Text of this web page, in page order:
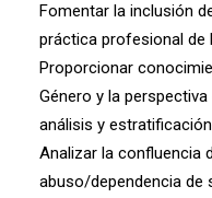
Fomentar la inclusión
práctica profesional de
Proporcionar
Género y la
análisis y
Analizar la confluencia
abuso/dependencia de